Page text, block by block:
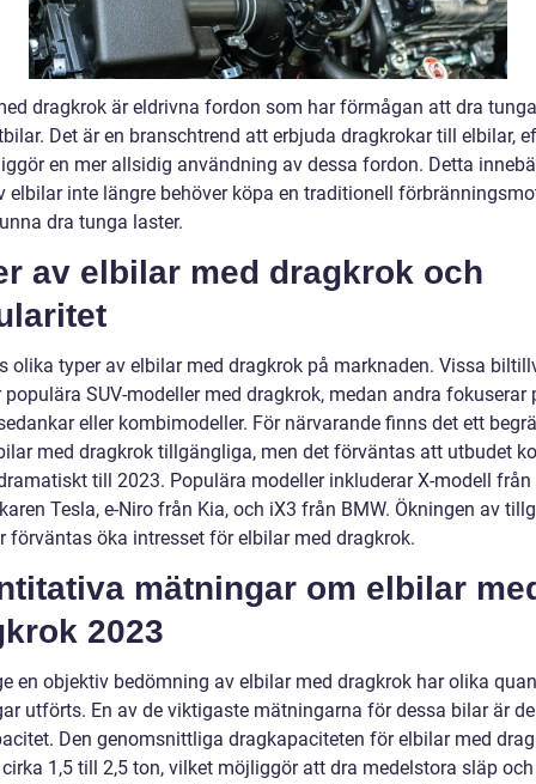
dragkrok är eldrivna fordon som har förmågan att dra
Det är en branschtrend att erbjuda dragkrokar till elbilar,
en mer allsidig användning av dessa fordon. Detta
elbilar inte längre behöver köpa en traditionell
dra tunga laster.
av elbilar med dragkrok och
olika typer av elbilar med dragkrok på marknaden. Vissa
populära SUV-modeller med dragkrok, medan andra fokuserar
eller kombimodeller. För närvarande finns det ett
med dragkrok tillgängliga, men det förväntas att utbudet
till 2023. Populära modeller inkluderar X-modell från
Tesla, e-Niro från Kia, och iX3 från BMW. Ökningen av
förväntas öka intresset för elbilar med dragkrok.
mätningar om elbilar
2023
en objektiv bedömning av elbilar med dragkrok har olika
utförts. En av de viktigaste mätningarna för dessa bilar är
Den genomsnittliga dragkapaciteten för elbilar med
1,5 till 2,5 ton, vilket möjliggör att dra medelstora släp och